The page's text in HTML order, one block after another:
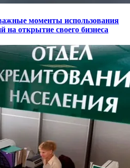
моменты использования
на открытие своего бизнеса